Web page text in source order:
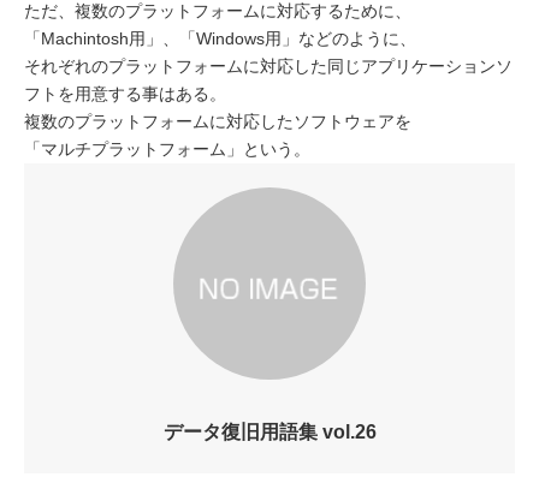
ただ、複数のプラットフォームに対応するために、
「Machintosh用」、「Windows用」などのように、
それぞれのプラットフォームに対応した同じアプリケーションソ
フトを用意する事はある。
複数のプラットフォームに対応したソフトウェアを
「マルチプラットフォーム」という。
データ復旧用語集 vol.26